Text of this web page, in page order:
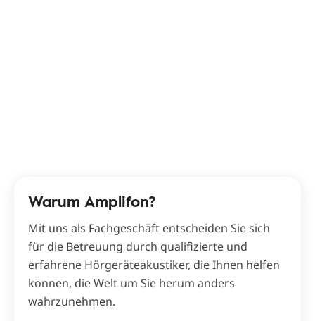
Warum Amplifon?
Mit uns als Fachgeschäft entscheiden Sie sich
für die Betreuung durch qualifizierte und
erfahrene Hörgeräteakustiker, die Ihnen helfen
können, die Welt um Sie herum anders
wahrzunehmen.